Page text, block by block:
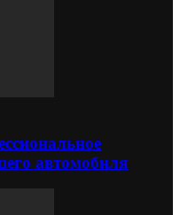
автомобиля